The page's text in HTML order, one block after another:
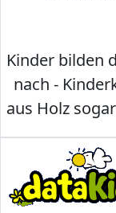
Kinder bilden
nach -
aus Holz